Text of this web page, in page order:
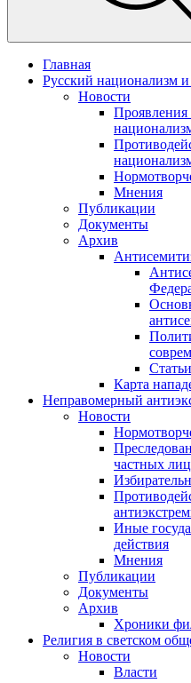
Главная
Русский национализм
Новости
Проявления
Мнения
Публикации
Документы
Архив
Карта
Неправомерный
Новости
частных лиц
Иные
действия
Мнения
Публикации
Документы
Архив
Хроники
Религия в светском
Новости
Власти